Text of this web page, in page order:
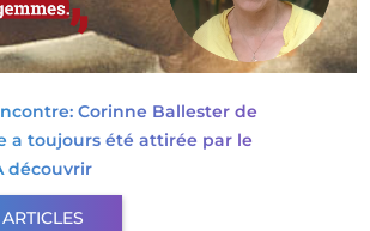
Corinne Ballester de
a toujours été attirée par le
découvrir